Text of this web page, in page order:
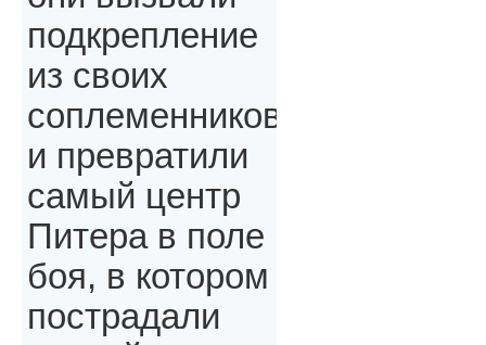
подкрепление
из своих
соплеменников
и превратили
самый центр
Питера в поле
боя, в котором
пострадали